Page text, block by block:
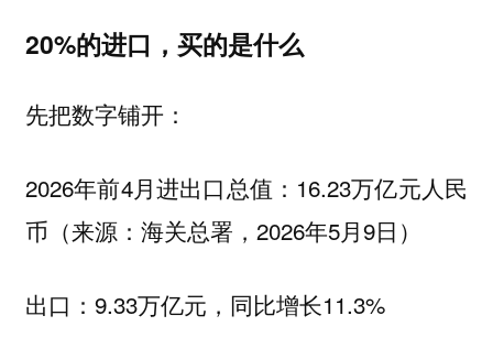
20%的进口，买的是什么
先把数字铺开：
2026年前4月进出口总值：16.23万亿元人民
币（来源：海关总署，2026年5月9日）
出口：9.33万亿元，同比增长11.3%